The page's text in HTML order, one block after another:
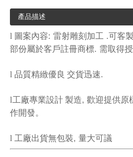
產品描述
l 圖案內容: 雷射雕刻加工 .可客
部份屬於客戶註冊商標. 需取得
l 品質精緻優良 交貨迅速.
l工廠專業設計 製造, 歡迎提供原
作開發。
l 工廠出貨無包裝, 量大可議